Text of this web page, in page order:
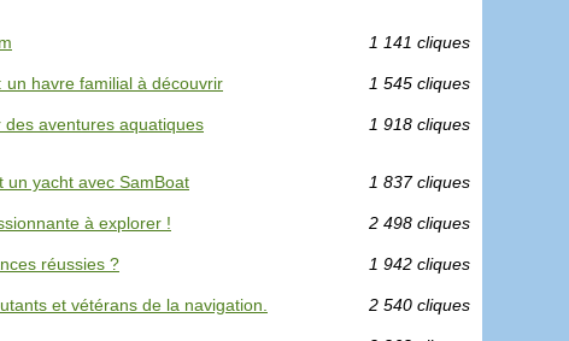
1 141 cliques
havre familial à découvrir 1 545 cliques
des aventures aquatiques
1 918 cliques
un yacht avec SamBoat 1 837 cliques
à explorer ! 2 498 cliques
réussies ? 1 942 cliques
et vétérans de la navigation. 2 540 cliques